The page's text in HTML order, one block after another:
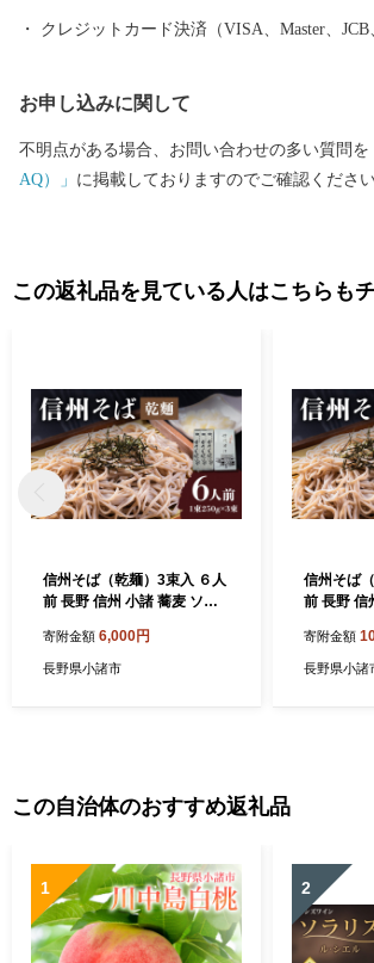
クレジットカード決済（VISA、Master、JCB
お申し込みに関して
不明点がある場合、お問い合わせの多い質問を
AQ）」 に掲載しておりますのでご確認ください
この返礼品を見ている人はこちらも
信州そば（乾麺）3束入 ６人
前 長野 信州 小諸 蕎麦 ソバ
類 うどん
寄附金額 6,000円
長野県小諸市
信州そば
前 長野 信
類 うどん
寄附金額
長野県小諸
この自治体のおすすめ返礼品
1 2